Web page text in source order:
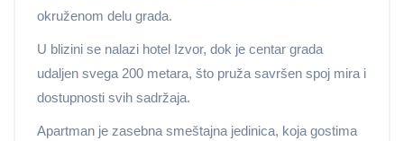
okruženom delu grada.
U blizini se nalazi hotel Izvor, dok je centar grada
udaljen svega 200 metara, što pruža savršen spoj mira i
dostupnosti svih sadržaja.
Apartman je zasebna smeštajna jedinica, koja gostima